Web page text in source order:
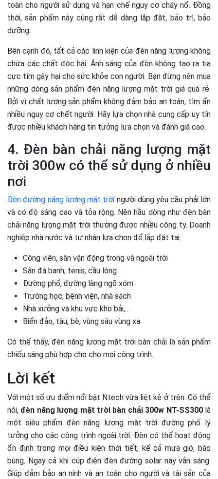
toàn cho người sử dụng và hạn chế nguy cơ cháy nổ. Đồng
thời, sản phẩm này cũng rất dễ dàng lắp đặt, bảo trì, bảo
dưỡng.
Bên cạnh đó, tất cả các linh kiện của đèn năng lượng không
chứa các chất độc hại. Ánh sáng của đèn không tạo ra tia
cực tím gây hại cho sức khỏe con người. Bạn đừng nên mua
những dòng sản phẩm đèn năng lượng mặt trời giá quá rẻ.
Bởi vì chất lượng sản phẩm không đảm bảo an toàn, tìm ẩn
nhiều nguy cơ chết người. Hãy lựa chọn nhà cung cấp uy tín
được nhiều khách hàng tin tưởng lựa chọn và đánh giá cao.
4. Đèn bàn chải năng lượng mặt
trời 300w có thể sử dụng ở nhiều
nơi
Đèn đường năng lượng mặt trời người dùng yêu cầu phải lớn
và có độ sáng cao và tỏa rộng. Nên hầu dòng như đèn bàn
chải năng lượng mặt trời thường được nhiều công ty. Doanh
nghiệp nhà nước và tư nhân lựa chọn để lắp đặt tại:
Công viên, sân vận động trong và ngoài trời
Sân đá banh, tenis, cầu lông
Đường phố, đường làng ngõ xóm
Trường học, bệnh viện, nhà sách
Nhà xưởng và khu vực kho bải,…
Biển đảo, tàu, bè, vùng sâu vùng xa
Có thể thấy, đèn năng lượng mặt trời bàn chải là sản phẩm
chiếu sáng phù hợp cho cho mọi công trình.
Lời kết
Với một số ưu điểm nổi bật Ntech vừa liệt kê ở trên. Có thể
nói, đèn năng lượng mặt trời bàn chải 300w NT-SS300 là
một siêu phẩm đèn năng lượng mặt trời đường phố lý
tưởng cho các công trình ngoài trời. Đèn có thể hoạt động
ổn định trong mọi điều kiện thời tiết, kể cả mưa gió, bão
bùng. Ngay cả khi cúp điện đèn đường solar này vẫn sáng.
Giúp đảm bảo an ninh và an toàn cho người và tài sản của